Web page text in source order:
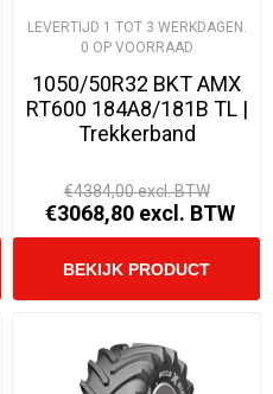
LEVERTIJD 1 TOT 3 WERKDAGEN.
0 OP VOORRAAD
1050/50R32 BKT AMX
RT600 184A8/181B TL |
Trekkerband
€4384,00 excl. BTW
€3068,80 excl. BTW